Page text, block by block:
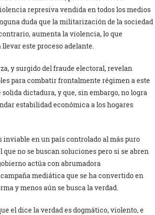
represiva vendida en todos los medios
duda que la militarización de la sociedad
aumenta la violencia, lo que
este proceso adelante.
y surgido del fraude electoral, revelan
para combatir frontalmente régimen a este
dictadura, y que, sin embargo, no logra
estabilidad económica a los hogares
en un país controlado al más puro
no se buscan soluciones pero si se abren
actúa con abrumadora
mediática que se ha convertido en
y menos aún se busca la verdad.
el dice la verdad es dogmático, violento, e